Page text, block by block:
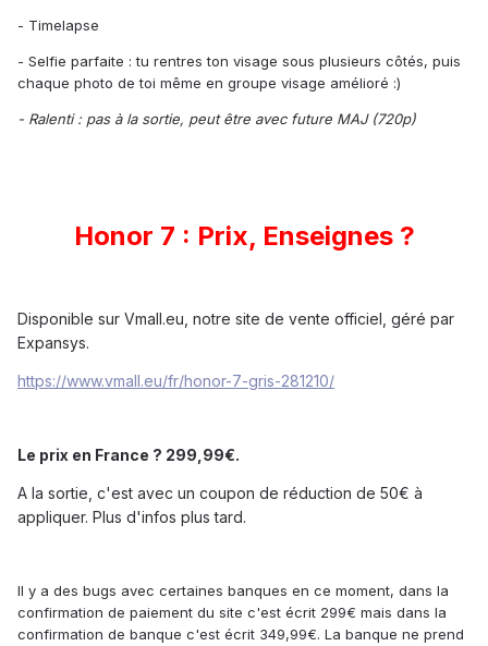
- Timelapse
- Selfie parfaite : tu rentres ton visage sous plusieurs côtés, puis
chaque photo de toi même en groupe visage amélioré :)
- Ralenti : pas à la sortie, peut être avec future MAJ (720p)
Honor 7 : Prix, Enseignes ?
Disponible sur Vmall.eu, notre site de vente officiel, géré par
Expansys.
https://www.vmall.eu/fr/honor-7-gris-281210/
Le prix en France ? 299,99€.
A la sortie, c'est avec un coupon de réduction de 50€ à
appliquer. Plus d'infos plus tard.
Il y a des bugs avec certaines banques en ce moment, dans la
confirmation de paiement du site c'est écrit 299€ mais dans la
confirmation de banque c'est écrit 349,99€. La banque ne prend